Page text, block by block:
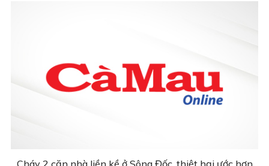
Cháy 2 căn nhà liền kề ở Sông Đốc, thiệt hại ước hơn